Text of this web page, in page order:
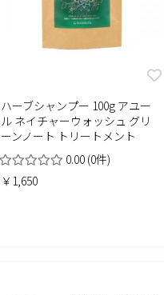
ハーブシャンプー 100g アユー
ル ネイチャーウォッシュ グリ
ーンノート トリートメント
0.00 (0件)
￥1,650